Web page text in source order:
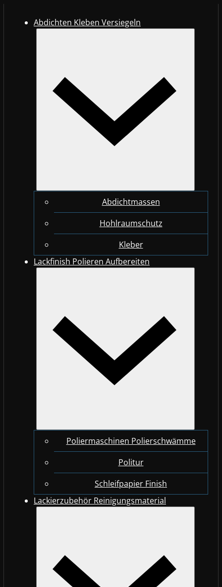
Abdichten Kleben Versiegeln
Abdichtmassen
Hohlraumschutz
Kleber
Lackfinish Polieren Aufbereiten
Poliermaschinen Polierschwämme
Politur
Schleifpapier Finish
Lackierzubehör Reinigungsmaterial